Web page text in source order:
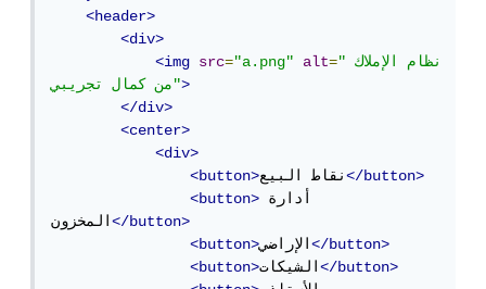
<header>
<div>
<img
src="a.png" alt="نظام الإملاك
من كمال تجريبي">
</div>
<center>
<div>
<button>نقاط البيع</button>
<button> أدارة
المخزون</button>
<button>الإراضي</button>
<button>الشيكات</button>